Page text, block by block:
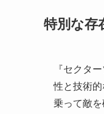
特別な存
『セクタ
性と技術
乗って敵